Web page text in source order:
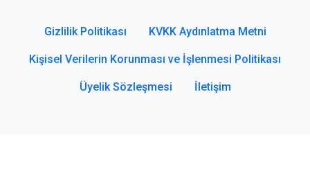
Gizlilik Politikası KVKK Aydınlatma Metni
Kişisel Verilerin Korunması ve İşlenmesi Politikası
Üyelik Sözleşmesi İletişim